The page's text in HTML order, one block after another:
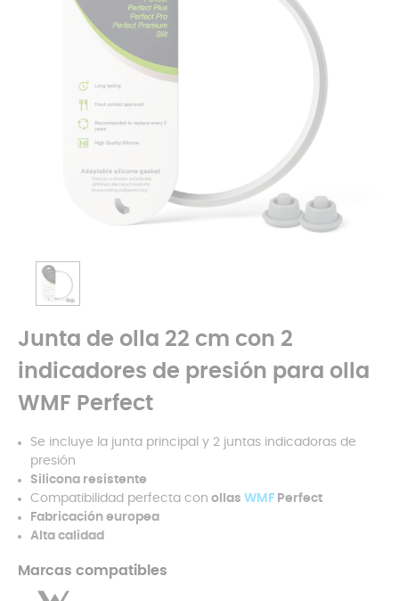
Junta de olla 22 cm con 2
indicadores de presión para olla
WMF Perfect
Se incluye la junta principal y 2 juntas indicadoras de
presión
Silicona resistente
Compatibilidad perfecta con ollas WMF Perfect
Fabricación europea
Alta calidad
Marcas compatibles